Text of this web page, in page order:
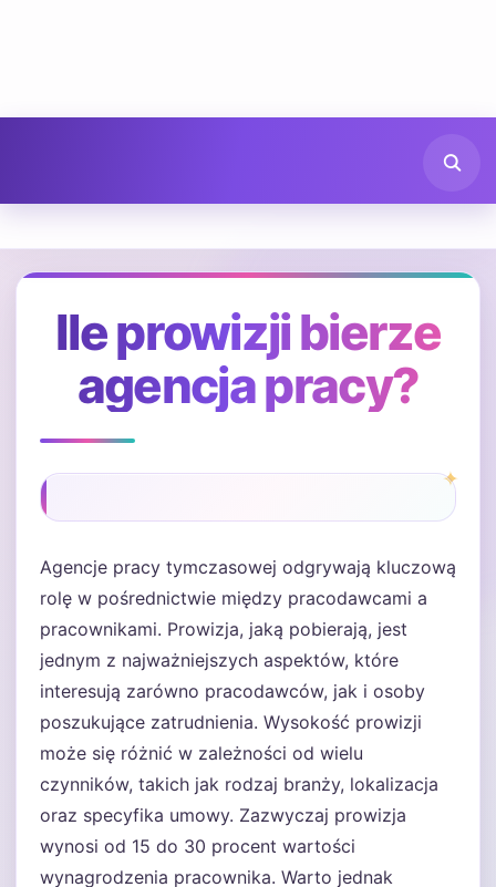
Ile prowizji bierze
agencja pracy?
Agencje pracy tymczasowej odgrywają kluczową
rolę w pośrednictwie między pracodawcami a
pracownikami. Prowizja, jaką pobierają, jest
jednym z najważniejszych aspektów, które
interesują zarówno pracodawców, jak i osoby
poszukujące zatrudnienia. Wysokość prowizji
może się różnić w zależności od wielu
czynników, takich jak rodzaj branży, lokalizacja
oraz specyfika umowy. Zazwyczaj prowizja
wynosi od 15 do 30 procent wartości
wynagrodzenia pracownika. Warto jednak